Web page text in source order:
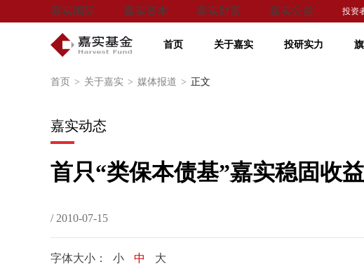
嘉实国际 嘉实资本 嘉实财富 嘉实公益 投资
首页 关于嘉实 投研实力
首页 > 关于嘉实 > 媒体报道 > 正文
嘉实动态
首只“类保本债基”嘉实稳固收
/ 2010-07-15
字体大小： 小 中 大